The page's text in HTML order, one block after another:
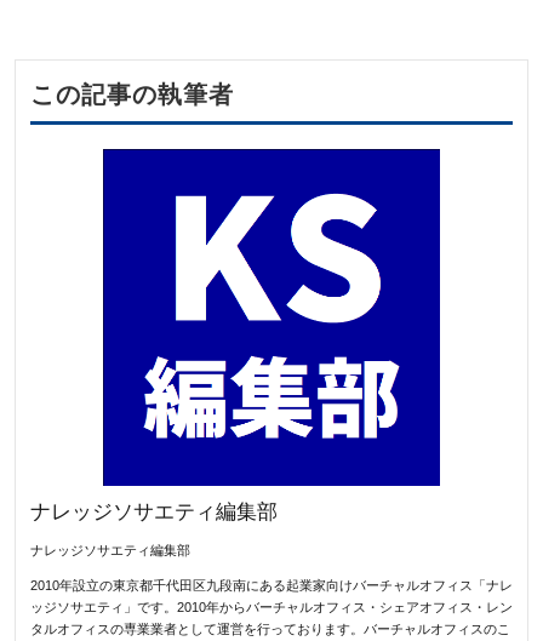
この記事の執筆者
ナレッジソサエティ編集部
ナレッジソサエティ編集部
2010年設立の東京都千代田区九段南にある起業家向けバーチャルオフィス「ナレ
ッジソサエティ」です。2010年からバーチャルオフィス・シェアオフィス・レン
タルオフィスの専業業者として運営を行っております。バーチャルオフィスのこ